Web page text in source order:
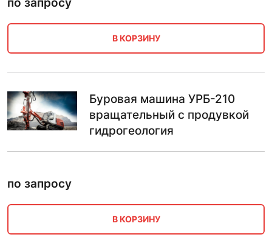
В КОРЗИНУ
Буровая машина УРБ-210
вращательный с продувкой
гидрогеология
по запросу
В КОРЗИНУ